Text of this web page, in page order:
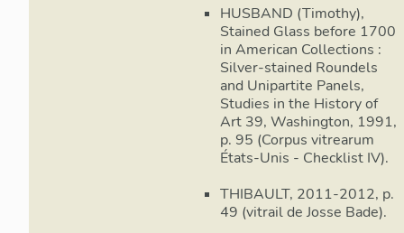
HUSBAND (Timothy),
Stained Glass before 1700
in American Collections :
Silver-stained Roundels
and Unipartite Panels,
Studies in the History of
Art 39, Washington, 1991,
p. 95 (Corpus vitrearum
États-Unis - Checklist IV).
THIBAULT, 2011-2012, p.
49 (vitrail de Josse Bade).